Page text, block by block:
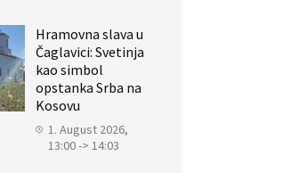
Hramovna slava u
Čaglavici: Svetinja
kao simbol
opstanka Srba na
Kosovu
1. August 2026,
13:00 -> 14:03